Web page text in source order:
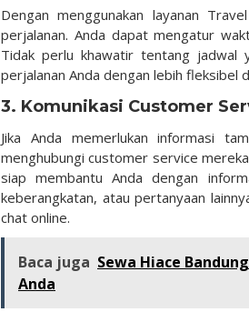
Dengan menggunakan layanan
perjalanan. Anda dapat mengatur
Tidak perlu khawatir tentang jadwal
perjalanan Anda dengan lebih fleksibel
3. Komunikasi Customer
Jika Anda memerlukan informasi
menghubungi customer service
siap membantu Anda dengan
keberangkatan, atau pertanyaan
chat online.
Baca juga Sewa Hiace
Anda